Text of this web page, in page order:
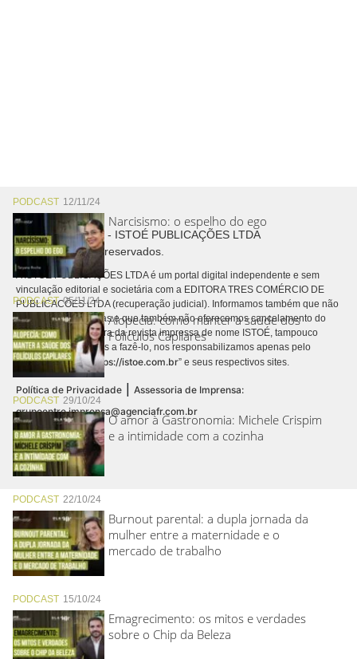
PODCAST 12/11/24
Narcisismo: o espelho do ego
PODCAST05/11/24
Alopecia: como manter a saúde dos
Folículos Capilares
PODCAST 29/10/24
O amor à Gastronomia: Michele Crispim
e a intimidade com a cozinha
PODCAST 22/10/24
Burnout parental: a dupla jornada da
mulher entre a maternidade e o
mercado de trabalho
PODCAST 15/10/24
Emagrecimento: os mitos e verdades
sobre o Chip da Beleza
Copyright © 2026 - ISTOÉ PUBLICAÇÕES LTDA
Todos os direitos reservados.
A ISTOÉ PUBLICAÇÕES LTDA é um portal digital independente e sem
vinculação editorial e societária com a EDITORA TRES COMÉRCIO DE
PUBLICACÕES LTDA (recuperação judicial). Informamos também que não
realizamos cobranças e que também não oferecemos cancelamento do
contrato de assinatura da revista impressa de nome ISTOÉ, tampouco
autorizamos terceiros a fazê-lo, nos responsabilizamos apenas pelo
conteúdo digital “https://istoe.com.br” e seus respectivos sites.
Política de Privacidade | Assessoria de Imprensa:
grupoentre.imprensa@agenciafr.com.br